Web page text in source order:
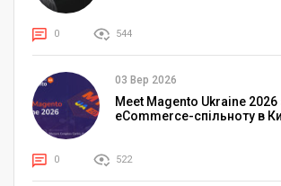
0 544
03 Вер 2026
Meet Magento Ukraine 2026
eCommerce-спільноту в
0 522